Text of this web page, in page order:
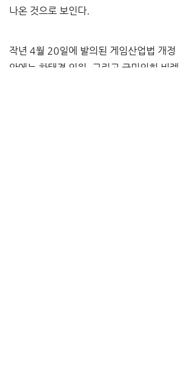
나온 것으로 보인다.
작년 4월 20일에 발의된 게임산업법 개정
안에는 하태경 의원, 그리고 국민의힘 비례